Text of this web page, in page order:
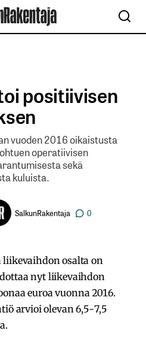
positiivisen
vuoden 2016 oikaistusta
operatiivisen
sekä
kuluista.
SalkunRakentaja 0
osalta on
nyt liikevaihdon
euroa vuonna 2016.
arvioi olevan 6,5-7,5